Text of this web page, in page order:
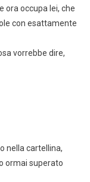
ora occupa lei, che
con esattamente
vorrebbe dire,
nella cartellina,
ormai superato